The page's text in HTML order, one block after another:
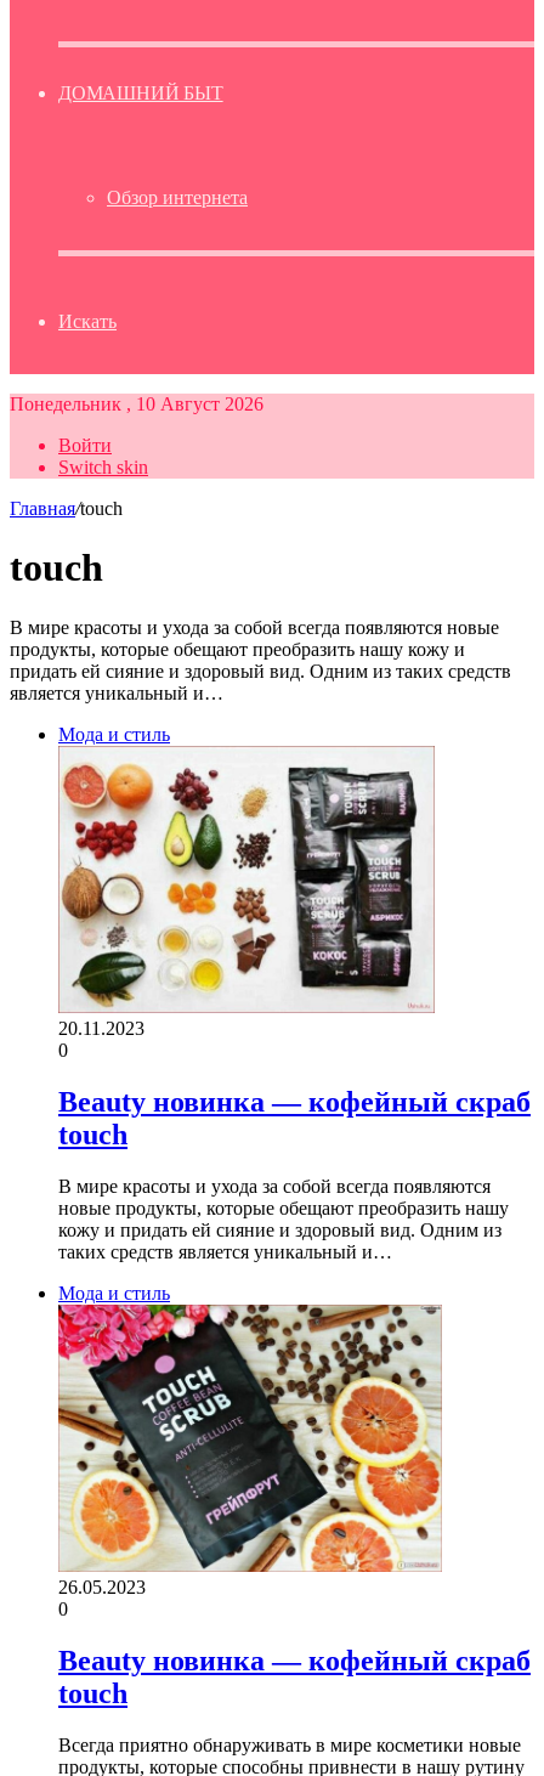
ДОМАШНИЙ БЫТ
Обзор интернета
Искать
Понедельник , 10 Август 2026
Войти
Switch skin
Главная/touch
touch
В мире красоты и ухода за собой всегда появляются новые
продукты, которые обещают преобразить нашу кожу и
придать ей сияние и здоровый вид. Одним из таких средств
является уникальный и…
Мода и стиль
20.11.2023
0
Beauty новинка — кофейный скраб
touch
В мире красоты и ухода за собой всегда появляются
новые продукты, которые обещают преобразить нашу
кожу и придать ей сияние и здоровый вид. Одним из
таких средств является уникальный и…
Мода и стиль
26.05.2023
0
Beauty новинка — кофейный скраб
touch
Всегда приятно обнаруживать в мире косметики новые
продукты, которые способны привнести в нашу рутину